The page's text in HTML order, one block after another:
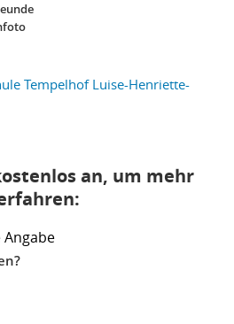
Tempelhof Luise-Henriette-
an, um mehr
Angabe